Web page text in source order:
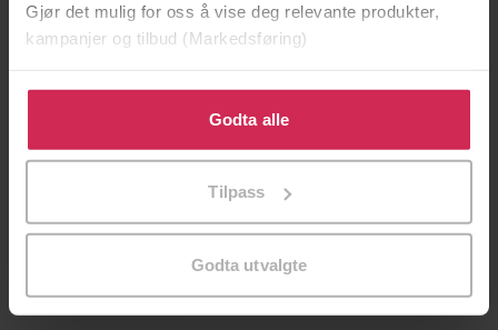
Gjør det mulig for oss å vise deg relevante produkter,
kampanjer og tilbud (Markedsføring)
Klikk på «Godta alle» for å gi oss ditt samtykke til å
bruke cookies for alle disse formålene. Du kan også
tilpasse ditt samtykke til spesifikke formål ved å klikke
Godta alle
Tilpass
Godta utvalgte
129,-
Forlag Orchard books